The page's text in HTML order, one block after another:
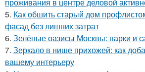
5. Как обшить старый дом
фасад без лишних затрат
6. Зелёные оазисы Москвы: парки и
7. Зеркало в нише прихожей: как
вашему интерьеру